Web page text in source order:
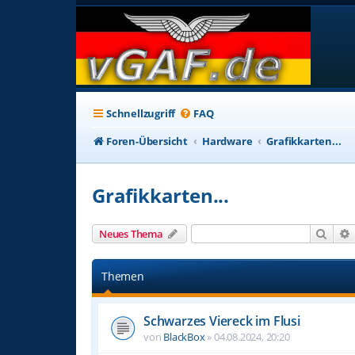
Schnellzugriff FAQ
Foren-Übersicht
Hardware Grafikkarten...
Grafikkarten...
Neues Thema Suche
Themen
Schwarzes Viereck im Flusi
von BlackBox»04.08.2024, 20:20